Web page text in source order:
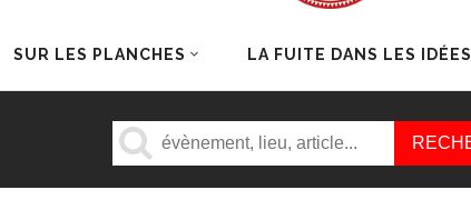
SUR LES PLANCHES LA FUITE DANS LES IDÉES